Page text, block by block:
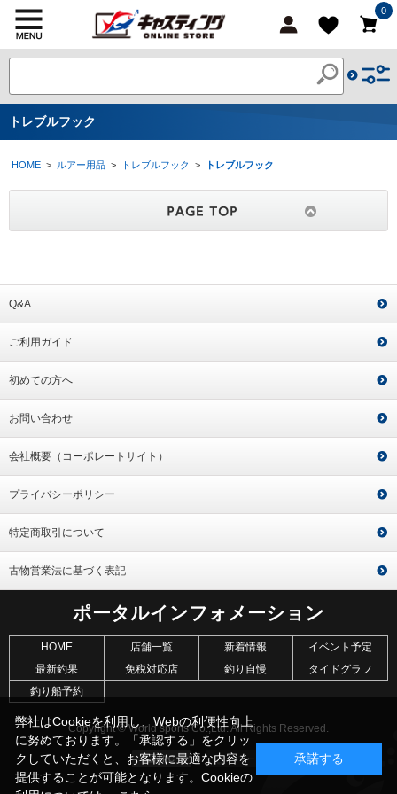
0
トレブルフック
HOME > ルアー用品 > トレブルフック > トレブルフック
Q&A
ご利用ガイド
初めての方へ
お問い合わせ
会社概要（コーポレートサイト）
プライバシーポリシー
特定商取引について
古物営業法に基づく表記
ポータルインフォメーション
HOME 店舗一覧 新着情報
イベント予定
最新釣果
免税対応店 釣り自慢
タイドグラフ
釣り船予約
Copyright © World sports Co.,Ltd. All Rights Reserved.
弊社はCookieを利用し、Webの利便性向上
に努めております。「承認する」をクリッ
クしていただくと、お客様に最適な内容を
提供することが可能となります。Cookieの
承諾する